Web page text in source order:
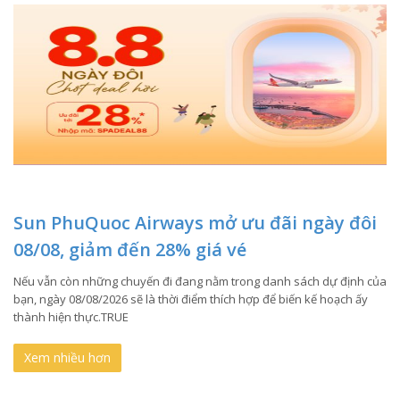
Sun PhuQuoc Airways mở ưu đãi ngày đôi
08/08, giảm đến 28% giá vé
Nếu vẫn còn những chuyến đi đang nằm trong danh sách dự định của
bạn, ngày 08/08/2026 sẽ là thời điểm thích hợp để biến kế hoạch ấy
thành hiện thực.TRUE
Xem nhiều hơn